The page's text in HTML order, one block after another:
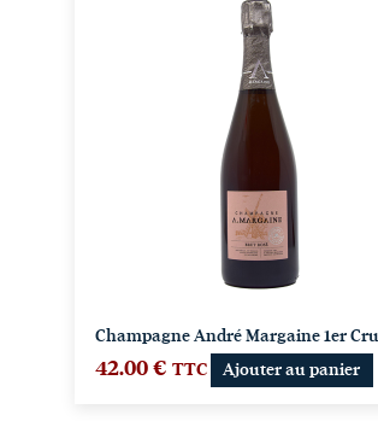
Champagne André Margaine 1er
42.00 € TTC Ajouter au panier